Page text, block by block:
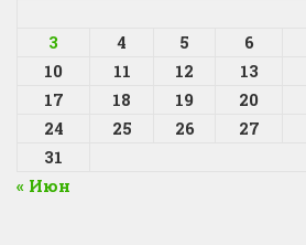
3
4 5 6
10
11 12 13
17
18 19 20
24
25 26 27
31
« Июн